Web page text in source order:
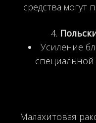
средства могут
Усиление
специальной
Малахитовая